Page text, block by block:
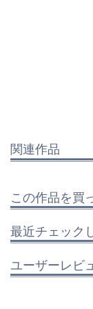
関連作品
この作品を買
最近チェック
ユーザーレビ